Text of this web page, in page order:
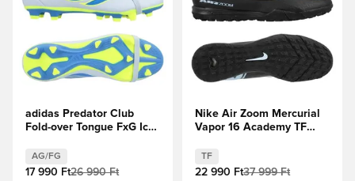
adidas Predator Club
Fold-over Tongue FxG Ice
Sky/Ray Blue/Napsárga
AG/FG
17 990 Ft26 990 Ft
Nike Air Zoom Mercurial
Vapor 16 Academy TF
TF
22 990 Ft37 999 Ft